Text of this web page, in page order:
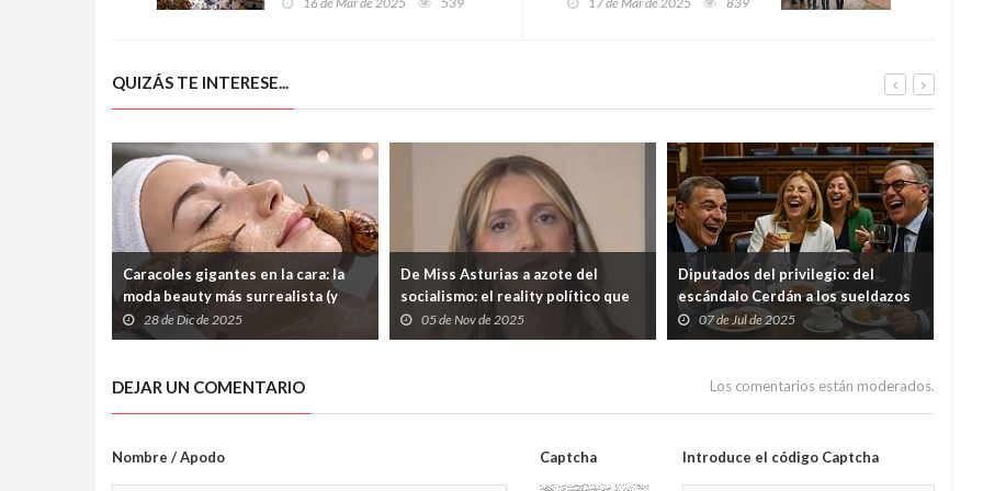
QUIZÁS TE INTERESE...
Caracoles gigantes en la cara: la
moda beauty más surrealista (y
polémica) que promete juventud
eterna
28 de Dic de 2025
De Miss Asturias a azote del
socialismo: el reality político que
nadie pidió
05 de Nov de 2025
Diputados del privilegio: del
escándalo Cerdán a los sueldazos
blindados de una élite política
desconectada
07 de Jul de 2025
DEJAR UN COMENTARIO Los comentarios están moderados.
Nombre / Apodo Captcha Introduce el código Captcha